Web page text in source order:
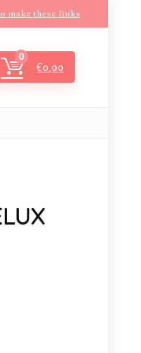
make these links
0
€0,00